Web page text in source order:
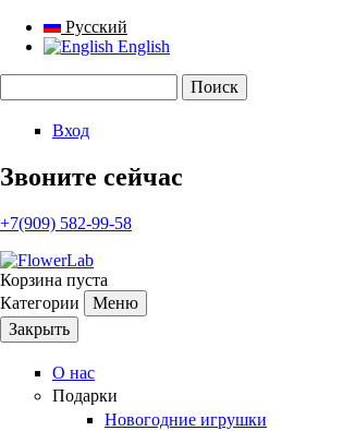
Русский
English
Форма поиска
Вход
Звоните сейчас
+7(909) 582-99-58
Корзина пуста
Категории
Меню
Закрыть
О нас
Подарки
Новогодние игрушки